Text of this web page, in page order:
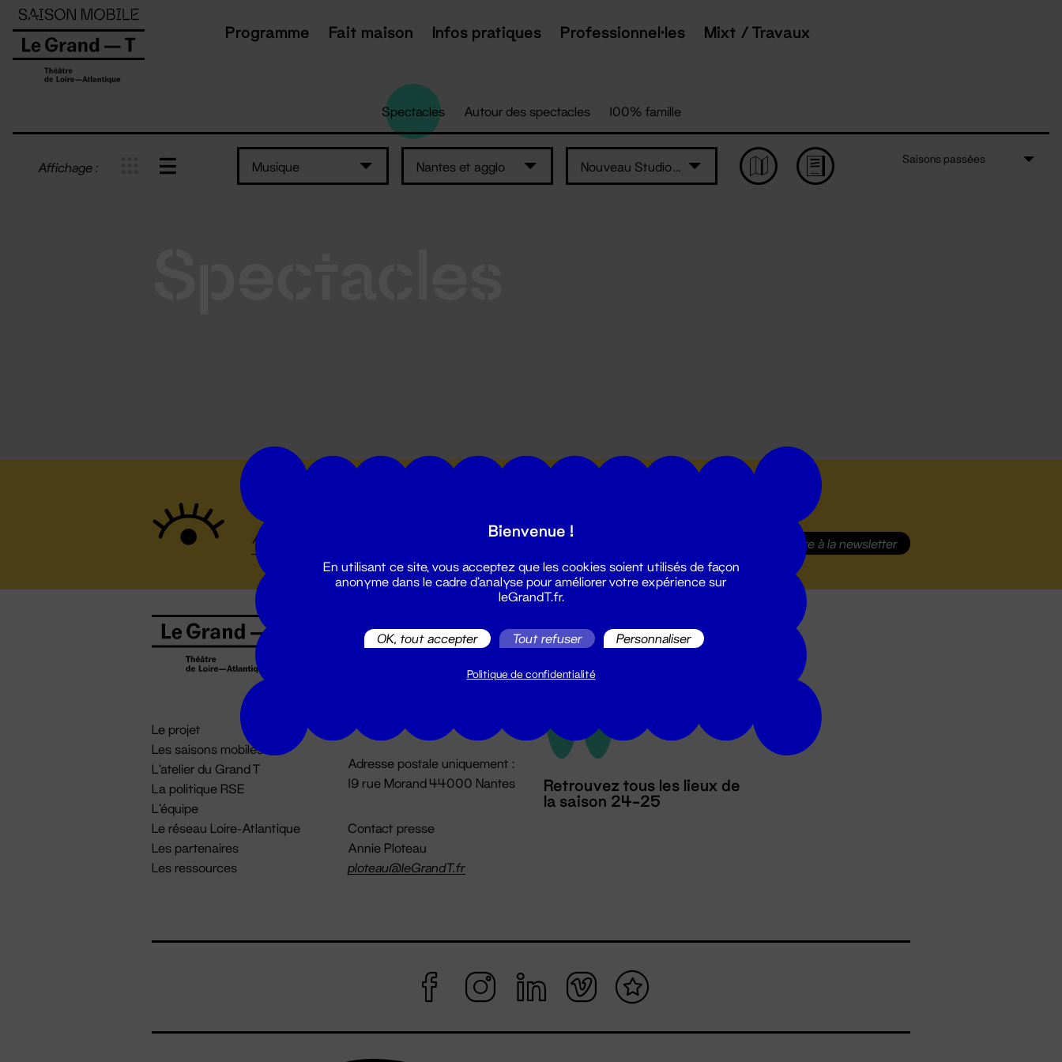
Programme Fait maison Infos pratiques Professionnel·les Mixt / Travaux
Spectacles Autour des spectacles 100% famille
Affichage : Musique Nantes et agglo Nouveau Studio Théâtre
Saisons passées
S'inscrire à la newsletter
Le projet
Les saisons mobiles
L'atelier du Grand T
La politique RSE
L'équipe
Le réseau Loire-Atlantique
Les partenaires
Les ressources
02 51 88 25 25
Du lundi au vendredi 14h → 18h
Adresse postale uniquement :
19 rue Morand 44000 Nantes
Contact presse
Annie Ploteau
ploteau@leGrandT.fr
Retrouvez tous les lieux de
la saison 24-25
Panneau de gestion des cookies
Bienvenue !
En utilisant ce site, vous acceptez que les cookies soient utilisés de façon
anonyme dans le cadre d'analyse pour améliorer votre expérience sur
leGrandT.fr.
OK, tout accepter Tout refuser Personnaliser
Politique de confidentialité